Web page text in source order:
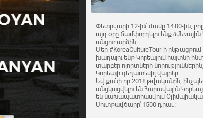
Փետրվարի 12-ին՝ ժամը 14։00-ին,
այդ օրը ճամփորդելու ենք
անցուդարձին։
Մեր #KoreaCultureTour-ի ընթացքում
խաղալու ենք Կորեայում հայտնի
տարբեր ոլորտների
Կորեայի գեղատեսիլ վայրեր։
Եվ քանի որ 2018 թվականին,
անցկացվելու են Հարավային
են նախապատրասվում
Մուտքավճարը՝ 1500 դրամ։